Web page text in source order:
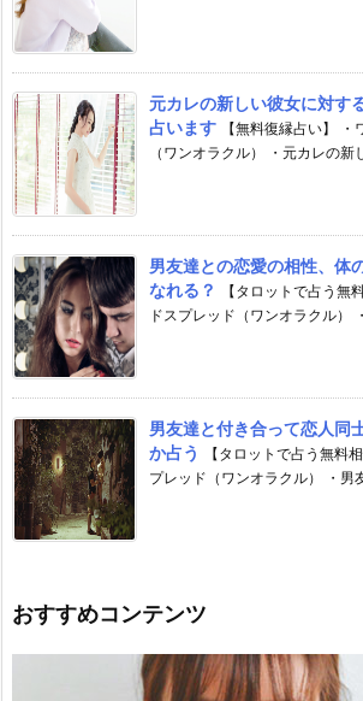
元カレの新しい彼女に対す
占います
【無料復縁占い】
（ワンオラクル） ・元カレの新
男友達との恋愛の相性、体
なれる？
【タロットで占う無
ドスプレッド（ワンオラクル）
男友達と付き合って恋人同
か占う
【タロットで占う無料
プレッド（ワンオラクル） ・男
おすすめコンテンツ